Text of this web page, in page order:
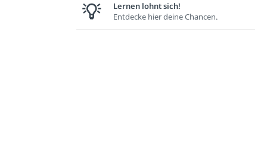
Lernen lohnt sich!
Entdecke hier deine Chancen.